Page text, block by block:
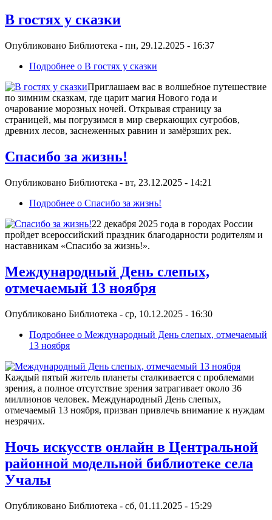
В гостях у сказки
Опубликовано Библиотека - пн, 29.12.2025 - 16:37
Подробнее о В гостях у сказки
Приглашаем вас в волшебное путешествие
по зимним сказкам, где царит магия Нового года и
очарование морозных ночей. Открывая страницу за
страницей, мы погрузимся в мир сверкающих сугробов,
древних лесов, заснеженных равнин и замёрзших рек.
Спасибо за жизнь!
Опубликовано Библиотека - вт, 23.12.2025 - 14:21
Подробнее о Спасибо за жизнь!
22 декабря 2025 года в городах России
пройдет всероссийский праздник благодарности родителям и
наставникам «Спасибо за жизнь!».
Международный День слепых,
отмечаемый 13 ноября
Опубликовано Библиотека - ср, 10.12.2025 - 16:30
Подробнее о Международный День слепых, отмечаемый
13 ноября
Каждый пятый житель планеты сталкивается с проблемами
зрения, а полное отсутствие зрения затрагивает около 36
миллионов человек. Международный День слепых,
отмечаемый 13 ноября, призван привлечь внимание к нуждам
незрячих.
Ночь искусств онлайн в Центральной
районной модельной библиотеке села
Учалы
Опубликовано Библиотека - сб, 01.11.2025 - 15:29